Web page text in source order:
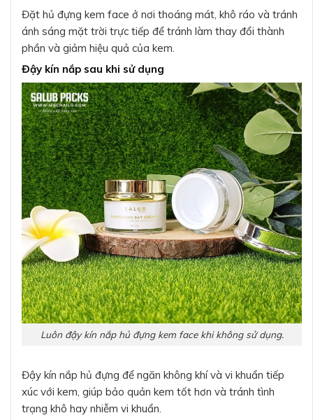
Đặt hủ đựng kem face ở nơi thoáng mát, khô ráo và tránh
ánh sáng mặt trời trực tiếp để tránh làm thay đổi thành
phần và giảm hiệu quả của kem.
Đậy kín nắp sau khi sử dụng
Luôn đậy kín nắp hủ đựng kem face khi không sử dụng.
Đậy kín nắp hủ đựng để ngăn không khí và vi khuẩn tiếp
xúc với kem, giúp bảo quản kem tốt hơn và tránh tình
trạng khô hay nhiễm vi khuẩn.